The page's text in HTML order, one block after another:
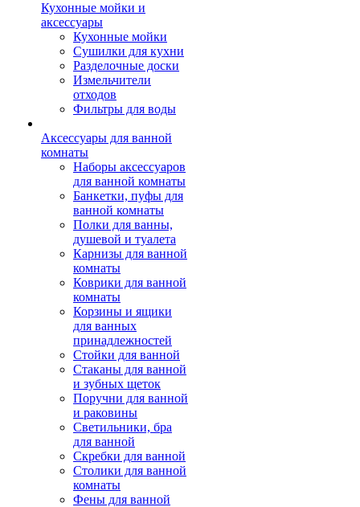
Кухонные мойки и
аксессуары
Кухонные мойки
Сушилки для кухни
Разделочные доски
Измельчители
отходов
Фильтры для воды
Аксессуары для ванной
комнаты
Наборы аксессуаров
для ванной комнаты
Банкетки, пуфы для
ванной комнаты
Полки для ванны,
душевой и туалета
Карнизы для ванной
комнаты
Коврики для ванной
комнаты
Корзины и ящики
для ванных
принадлежностей
Стойки для ванной
Стаканы для ванной
и зубных щеток
Поручни для ванной
и раковины
Светильники, бра
для ванной
Скребки для ванной
Столики для ванной
комнаты
Фены для ванной